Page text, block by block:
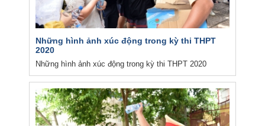
Những hình ảnh xúc động trong kỳ thi THPT
2020
Những hình ảnh xúc động trong kỳ thi THPT 2020